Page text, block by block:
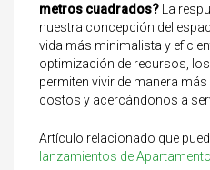
metros cuadrados?
La
nuestra concepción del
vida más minimalista y
optimización de recursos, los
permiten vivir de manera
costos y acercándonos a
Artículo relacionado que
lanzamientos de